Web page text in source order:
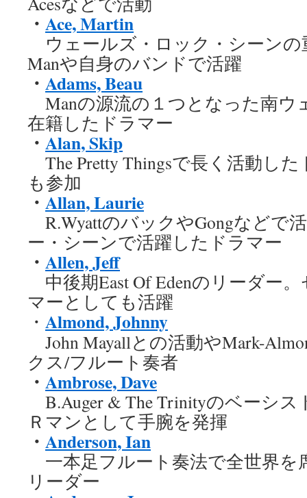
ッ
・ Ace, Martin
ウェールズ・ロック・シーンの
Manや自身のバンドで活躍
・ Adams, Beau
Manの源流の１つとなった南ウ
在籍したドラマー
・ Alan, Skip
The Pretty Thingsで長く活動し
も参加
・ Allan, Laurie
R.WyattのバックやGongなどで
ー・シーンで活躍したドラマー
・ Allen, Jeff
中後期East Of Edenのリーダー
マーとしても活躍
・ Almond, Johnny
John Mayallとの活動やMark-
クス/フルート奏者
・ Ambrose, Dave
B.Auger & The Trinityのベーシ
Ｒマンとして手腕を発揮
・ Anderson, Ian
一本足フルート奏法で全世界を
リーダー